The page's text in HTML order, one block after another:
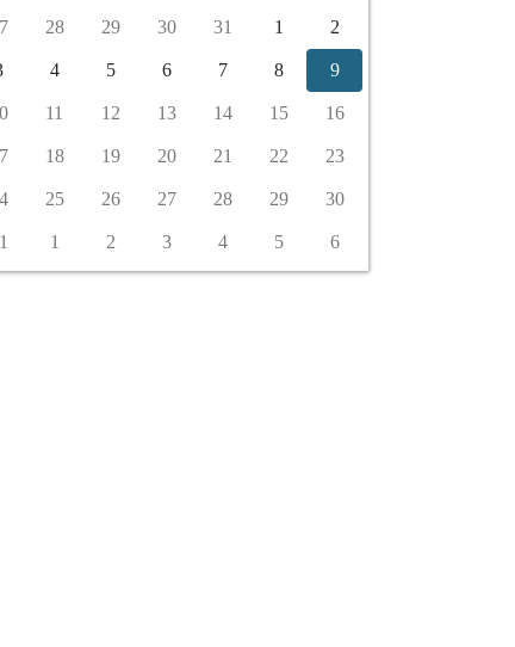
28 29 30 31 1 2
4 5 6 7 8 9
11 12 13 14 15 16
18 19 20 21 22 23
25 26 27 28 29 30
1 2 3 4 5 6